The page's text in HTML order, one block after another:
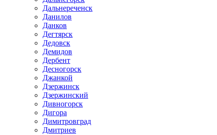
Дальнереченск
Данилов
Данков
Дегтярск
Дедовск
Демидов
Дербент
Десногорск
Джанкой
Дзержинск
Дзержинский
Дивногорск
Дигора
Димитровград
Дмитриев